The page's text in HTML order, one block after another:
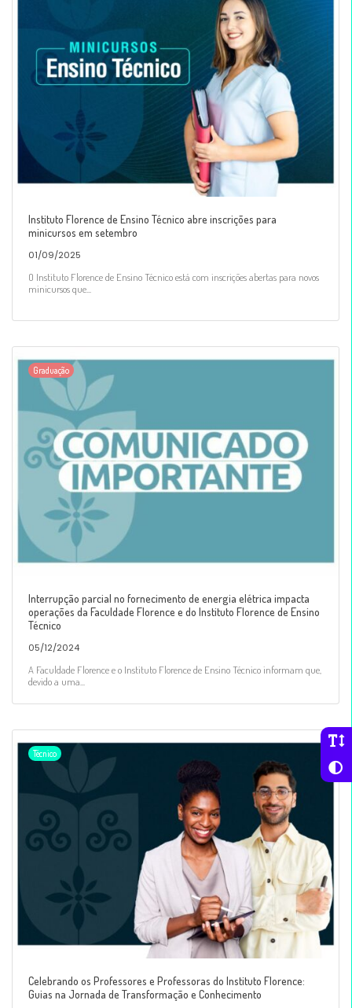
Instituto Florence de Ensino Técnico abre inscrições para
minicursos em setembro
01/09/2025
O Instituto Florence de Ensino Técnico está com inscrições abertas para novos
minicursos que...
Graduação
Interrupção parcial no fornecimento de energia elétrica impacta
operações da Faculdade Florence e do Instituto Florence de Ensino
Técnico
05/12/2024
A Faculdade Florence e o Instituto Florence de Ensino Técnico informam que,
devido a uma...
Técnico
Celebrando os Professores e Professoras do Instituto Florence:
Guias na Jornada de Transformação e Conhecimento